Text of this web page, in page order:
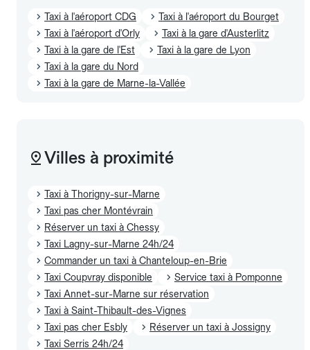
Taxi à l'aéroport CDG
Taxi à l'aéroport du Bourget
Taxi à l'aéroport d'Orly
Taxi à la gare d'Austerlitz
Taxi à la gare de l'Est
Taxi à la gare de Lyon
Taxi à la gare du Nord
Taxi à la gare de Marne-la-Vallée
Villes à proximité
Taxi à Thorigny-sur-Marne
Taxi pas cher Montévrain
Réserver un taxi à Chessy
Taxi Lagny-sur-Marne 24h/24
Commander un taxi à Chanteloup-en-Brie
Taxi Coupvray disponible
Service taxi à Pomponne
Taxi Annet-sur-Marne sur réservation
Taxi à Saint-Thibault-des-Vignes
Taxi pas cher Esbly
Réserver un taxi à Jossigny
Taxi Serris 24h/24